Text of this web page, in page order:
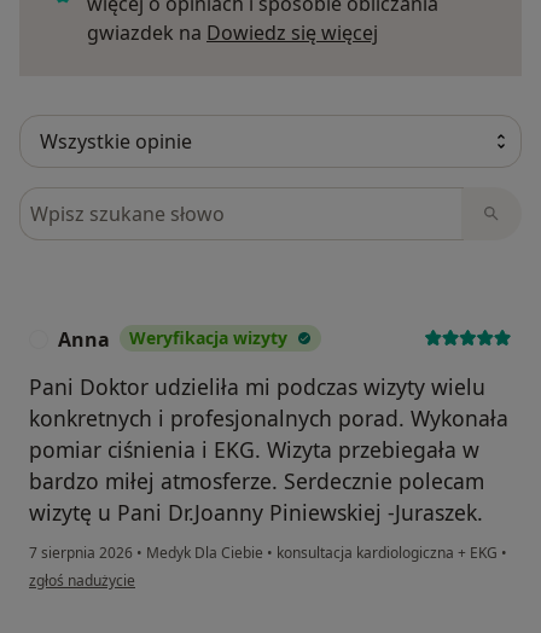
gwiazdek na Dowiedz się więcej
Szukaj w opiniach
Anna Weryfikacja wizyty
Pani Doktor udzieliła mi podczas wizyty wielu
konkretnych i profesjonalnych porad. Wykonała
pomiar ciśnienia i EKG. Wizyta przebiegała w
bardzo miłej atmosferze. Serdecznie polecam
wizytę u Pani Dr.Joanny Piniewskiej -Juraszek.
7 sierpnia 2026 • Medyk Dla Ciebie • konsultacja kardiologiczna + EKG •
w opinii użytkownika Anna
zgłoś nadużycie